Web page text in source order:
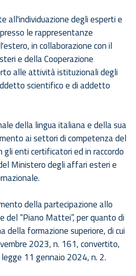
all'individuazione degli esperti e
le rappresentanze
in collaborazione con il
e della Cooperazione
alle attività istituzionali degli
scientifico e di addetto
della lingua italiana e della sua
ai settori di competenza del
enti certificatori ed in raccordo
Ministero degli affari esteri e
della partecipazione allo
del “Piano Mattei”, per quanto di
della formazione superiore, di cui
2023, n. 161, convertito,
11 gennaio 2024, n. 2.